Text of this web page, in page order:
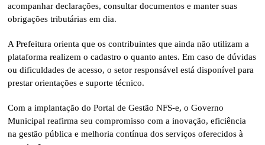
acompanhar declarações, consultar documentos e manter suas
obrigações tributárias em dia.
A Prefeitura orienta que os contribuintes que ainda não utilizam a
plataforma realizem o cadastro o quanto antes. Em caso de dúvidas
ou dificuldades de acesso, o setor responsável está disponível para
prestar orientações e suporte técnico.
Com a implantação do Portal de Gestão NFS-e, o Governo
Municipal reafirma seu compromisso com a inovação, eficiência
na gestão pública e melhoria contínua dos serviços oferecidos à